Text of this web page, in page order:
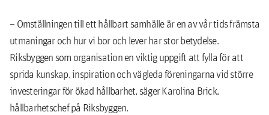
– Omställningen till ett hållbart samhälle är en av vår tids främsta
utmaningar och hur vi bor och lever har stor betydelse.
Riksbyggen som organisation en viktig uppgift att fylla för att
sprida kunskap, inspiration och vägleda föreningarna vid större
investeringar för ökad hållbarhet, säger Karolina Brick,
hållbarhetschef på Riksbyggen.